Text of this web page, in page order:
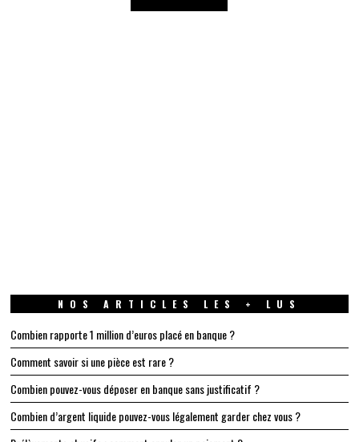
NOS ARTICLES LES + LUS
Combien rapporte 1 million d’euros placé en banque ?
Comment savoir si une pièce est rare ?
Combien pouvez-vous déposer en banque sans justificatif ?
Combien d’argent liquide pouvez-vous légalement garder chez vous ?